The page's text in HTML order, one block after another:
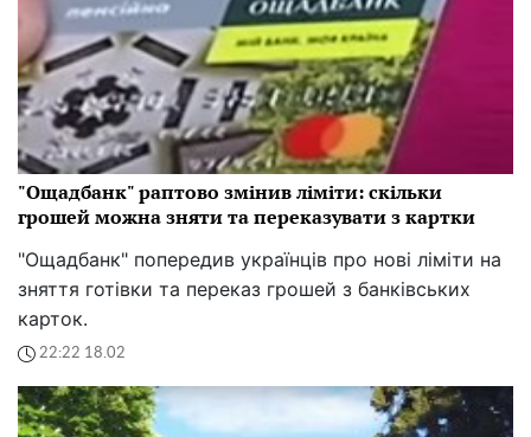
"Ощадбанк" раптово змінив ліміти: скільки
грошей можна зняти та переказувати з картки
"Ощадбанк" попередив українців про нові ліміти на
зняття готівки та переказ грошей з банківських
карток.
22:22 18.02